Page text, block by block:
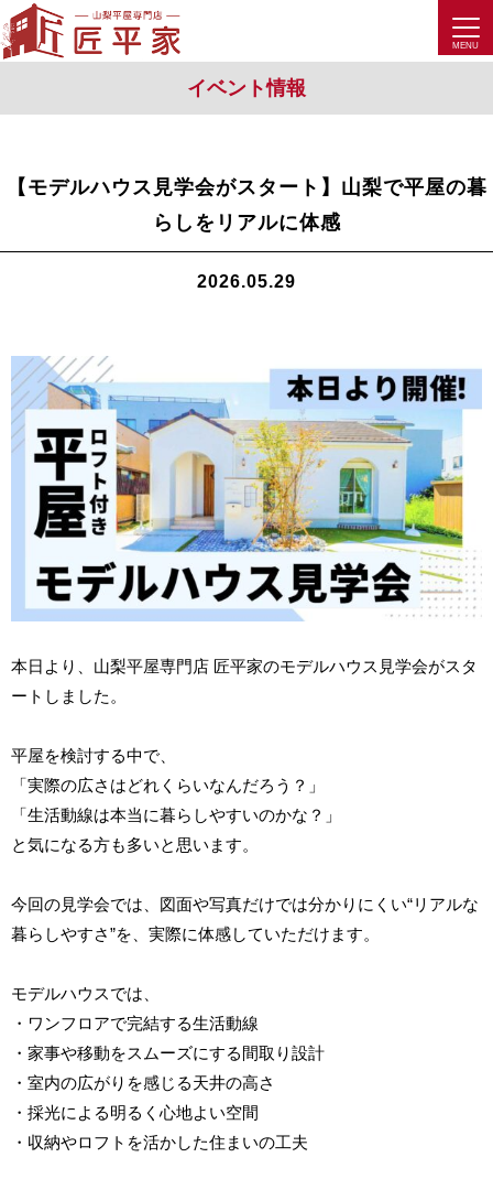
イベント情報
【モデルハウス見学会がスタート】山梨で平屋の暮
らしをリアルに体感
2026.05.29
本日より、山梨平屋専門店 匠平家のモデルハウス見学会がスタ
ートしました。
平屋を検討する中で、
「実際の広さはどれくらいなんだろう？」
「生活動線は本当に暮らしやすいのかな？」
と気になる方も多いと思います。
今回の見学会では、図面や写真だけでは分かりにくい“リアルな
暮らしやすさ”を、実際に体感していただけます。
モデルハウスでは、
・ワンフロアで完結する生活動線
・家事や移動をスムーズにする間取り設計
・室内の広がりを感じる天井の高さ
・採光による明るく心地よい空間
・収納やロフトを活かした住まいの工夫